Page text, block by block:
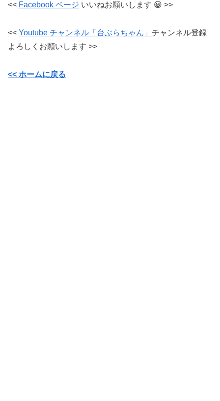
<< Facebook ページ いいねお願いします 😀 >>
<< Youtube チャンネル「台ぶらちゃん」 チャンネル登録
よろしくお願いします >>
<< ホームに戻る